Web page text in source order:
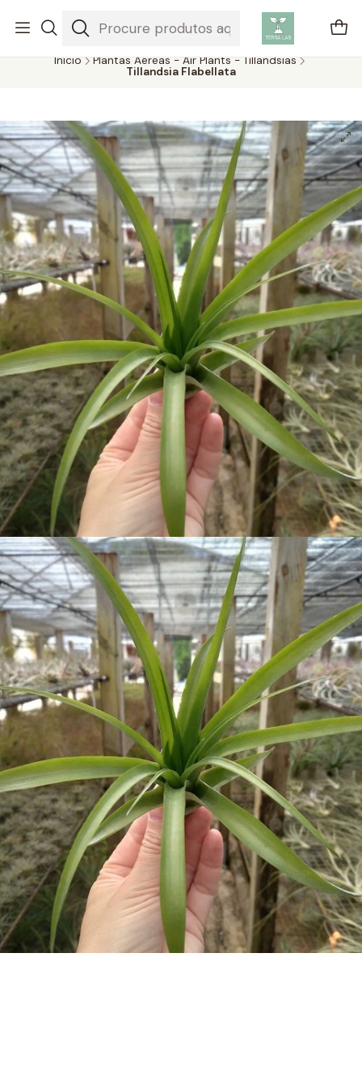
Plantas aéreas são plantas únicas que não precisam de solo para
crescer, absorvendo água e nutrientes do ar.
Início
Plantas Aéreas - Air Plants - Tillandsias
Tillandsia Flabellata